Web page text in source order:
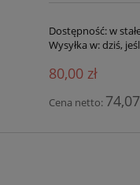
Dostępność:w
Wysyłka w:dziś,
80,00 zł
Cena netto: